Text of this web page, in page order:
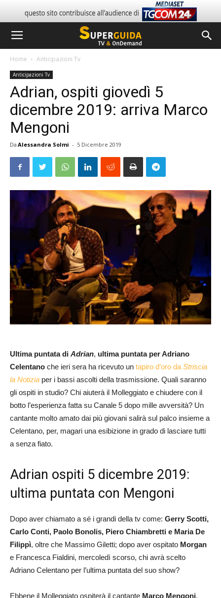
Home Anticipazioni Tv
Anticipazioni Tv
Adrian, ospiti giovedì 5
dicembre 2019: arriva Marco
Mengoni
Da Alessandra Solmi - 5 Dicembre 2019
Ultima puntata di Adrian, ultima puntata per Adriano
Celentano che ieri sera ha ricevuto un tapiro d’oro da Striscia
la Notizia per i bassi ascolti della trasmissione. Quali saranno
gli ospiti in studio? Chi aiuterà il Molleggiato e chiudere con il
botto l’esperienza fatta su Canale 5 dopo mille avversità? Un
cantante molto amato dai più giovani salirà sul palco insieme a
Celentano, per, magari una esibizione in grado di lasciare tutti
a senza fiato.
Adrian ospiti 5 dicembre 2019:
ultima puntata con Mengoni
Dopo aver chiamato a sé i grandi della tv come: Gerry Scotti,
Carlo Conti, Paolo Bonolis, Piero Chiambretti e Maria De
Filippì, oltre che Massimo Giletti; dopo aver ospitato Morgan
e Francesca Fialdini, mercoledì scorso, chi avrà scelto
Adriano Celentano per l’ultima puntata del suo show?
Ebbene il Molleggiato ospiterà il cantante Marco Mengoni.